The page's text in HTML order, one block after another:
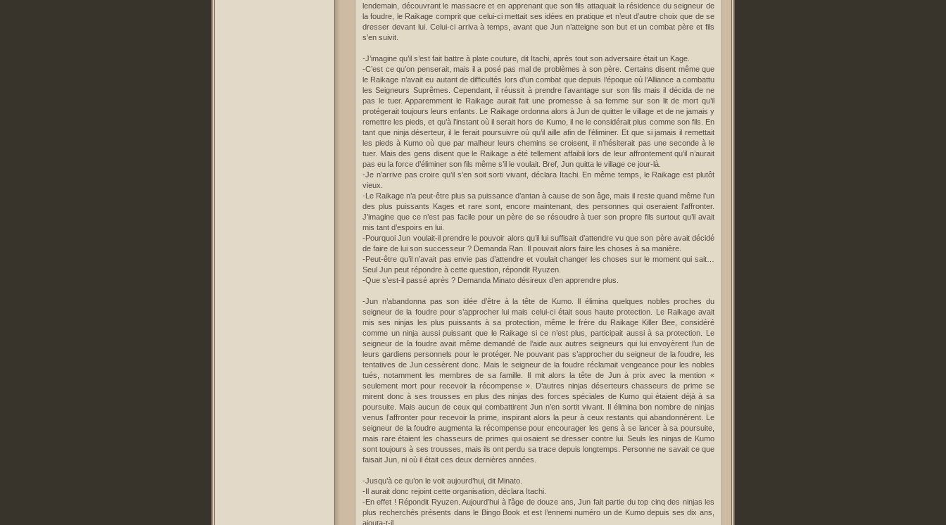
lendemain, découvrant le massacre et en apprenant que son fils attaquait la résidence du seigneur de
la foudre, le Raikage comprit que celui-ci mettait ses idées en pratique et n’eut d’autre choix que de se
dresser devant lui. Celui-ci arriva à temps, avant que Jun n’atteigne son but et un combat père et fils
s’en suivit.
-J’imagine qu’il s’est fait battre à plate couture, dit Itachi, après tout son adversaire était un Kage.
-C’est ce qu’on penserait, mais il a posé pas mal de problèmes à son père. Certains disent même que
le Raikage n’avait eu autant de difficultés lors d’un combat que depuis l’époque où l’Alliance a combattu
les Seigneurs Suprêmes. Cependant, il réussit à prendre l’avantage sur son fils mais il décida de ne
pas le tuer. Apparemment le Raikage aurait fait une promesse à sa femme sur son lit de mort qu’il
protégerait toujours leurs enfants. Le Raikage ordonna alors à Jun de quitter le village et de ne jamais y
remettre les pieds, et qu’à l’instant où il serait hors de Kumo, il ne le considérait plus comme son fils. En
tant que ninja déserteur, il le ferait poursuivre où qu’il aille afin de l’éliminer. Et que si jamais il remettait
les pieds à Kumo où que par malheur leurs chemins se croisent, il n’hésiterait pas une seconde à le
tuer. Mais des gens disent que le Raikage a été tellement affaibli lors de leur affrontement qu’il n’aurait
pas eu la force d’éliminer son fils même s’il le voulait. Bref, Jun quitta le village ce jour-là.
-Je n’arrive pas croire qu’il s’en soit sorti vivant, déclara Itachi. En même temps, le Raikage est plutôt
vieux.
-Le Raikage n’a peut-être plus sa puissance d’antan à cause de son âge, mais il reste quand même l’un
des plus puissants Kages et rare sont, encore maintenant, des personnes qui oseraient l’affronter.
J’imagine que ce n’est pas facile pour un père de se résoudre à tuer son propre fils surtout qu’il avait
mis tant d’espoirs en lui.
-Pourquoi Jun voulait-il prendre le pouvoir alors qu’il lui suffisait d’attendre vu que son père avait décidé
de faire de lui son successeur ? Demanda Ran. Il pouvait alors faire les choses à sa manière.
-Peut-être qu’il n’avait pas envie pas d’attendre et voulait changer les choses sur le moment qui sait…
Seul Jun peut répondre à cette question, répondit Ryuzen.
-Que s’est-il passé après ? Demanda Minato désireux d’en apprendre plus.
-Jun n’abandonna pas son idée d’être à la tête de Kumo. Il élimina quelques nobles proches du
seigneur de la foudre pour s’approcher lui mais celui-ci était sous haute protection. Le Raikage avait
mis ses ninjas les plus puissants à sa protection, même le frère du Raikage Killer Bee, considéré
comme un ninja aussi puissant que le Raikage si ce n’est plus, participait aussi à sa protection. Le
seigneur de la foudre avait même demandé de l’aide aux autres seigneurs qui lui envoyèrent l’un de
leurs gardiens personnels pour le protéger. Ne pouvant pas s’approcher du seigneur de la foudre, les
tentatives de Jun cessèrent donc. Mais le seigneur de la foudre réclamait vengeance pour les nobles
tués, notamment les membres de sa famille. Il mit alors la tête de Jun à prix avec la mention «
seulement mort pour recevoir la récompense ». D’autres ninjas déserteurs chasseurs de prime se
mirent donc à ses trousses en plus des ninjas des forces spéciales de Kumo qui étaient déjà à sa
poursuite. Mais aucun de ceux qui combattirent Jun n’en sortit vivant. Il élimina bon nombre de ninjas
venus l’affronter pour recevoir la prime, inspirant alors la peur à ceux restants qui abandonnèrent. Le
seigneur de la foudre augmenta la récompense pour encourager les gens à se lancer à sa poursuite,
mais rare étaient les chasseurs de primes qui osaient se dresser contre lui. Seuls les ninjas de Kumo
sont toujours à ses trousses, mais ils ont perdu sa trace depuis longtemps. Personne ne savait ce que
faisait Jun, ni où il était ces deux dernières années.
-Jusqu’à ce qu’on le voit aujourd’hui, dit Minato.
-Il aurait donc rejoint cette organisation, déclara Itachi.
-En effet ! Répondit Ryuzen. Aujourd’hui à l’âge de douze ans, Jun fait partie du top cinq des ninjas les
plus recherchés présents dans le Bingo Book et est l’ennemi numéro un de Kumo depuis ses dix ans,
ajouta-t-il.